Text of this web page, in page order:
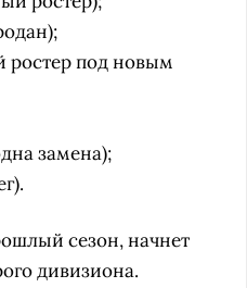
ростер под новым
замена);
сезон, начнет
дивизиона.